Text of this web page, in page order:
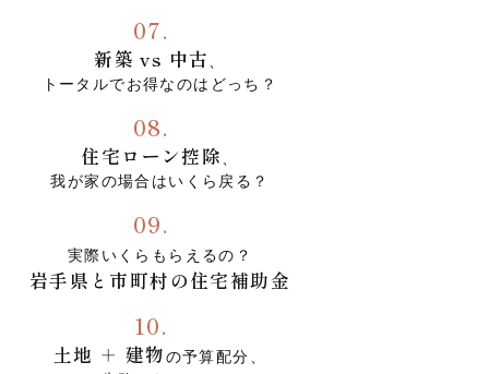
07.
新築 vs 中古、
トータルでお得なのはどっち？
08.
住宅ローン控除、
我が家の場合はいくら戻る？
09.
実際いくらもらえるの？
岩手県と市町村の住宅補助金
10.
土地 ＋ 建物の予算配分、